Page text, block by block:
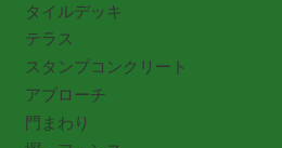
タイルデッキ
テラス
スタンプコンクリート
アプローチ
門まわり